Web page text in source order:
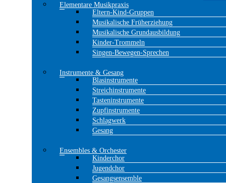
Elementare Musikpraxis
Eltern-Kind-Gruppen
Musikalische Früherziehung
Musikalische Grundausbildung
Kinder-Trommeln
Singen-Bewegen-Sprechen
Instrumente & Gesang
Blasinstrumente
Streichinstrumente
Tasteninstrumente
Zupfinstrumente
Schlagwerk
Gesang
Ensembles & Orchester
Kinderchor
Jugendchor
Gesangsensemble